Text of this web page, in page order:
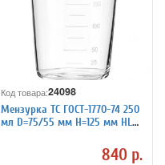
Код товара:24098
Мензурка ТС ГОСТ-1770-74 250
мл D=75/55 мм H=125 мм HLP-
840 р.